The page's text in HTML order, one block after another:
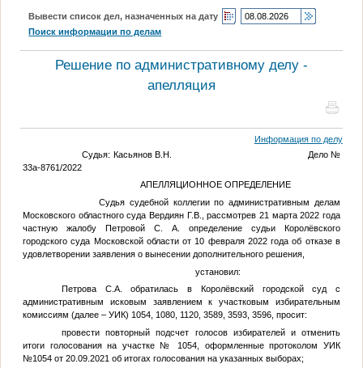
Вывести список дел, назначенных на дату
Поиск информации по делам
Решение по административному делу -
апелляция
Информация по делу
Судья: Касьянов В.Н. Дело №
33а-8761/2022
АПЕЛЛЯЦИОННОЕ ОПРЕДЕЛЕНИЕ
Судья судебной коллегии по административным делам
Московского областного суда Вердиян Г.В., рассмотрев 21 марта 2022 года
частную жалобу Петровой С. А.
определение судьи Королёвского
городского суда Московской области от 10 февраля 2022 года об отказе в
удовлетворении заявления о вынесении дополнительного решения,
установил:
Петрова С.А. обратилась в Королёвский городской суд с
административным исковым заявлением к участковым избирательным
комиссиям (далее – УИК) 1054, 1080, 1120, 3589, 3593, 3596, просит:
провести повторный подсчет голосов избирателей и отменить
итоги голосования на участке № 1054, оформленные протоколом УИК
№1054 от 20.09.2021 об итогах голосования на указанных выборах;